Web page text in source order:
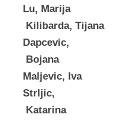
Lu, Marija
Kilibarda, Tijana
Dapcevic,
Bojana
Maljevic, Iva
Strljic,
Katarina